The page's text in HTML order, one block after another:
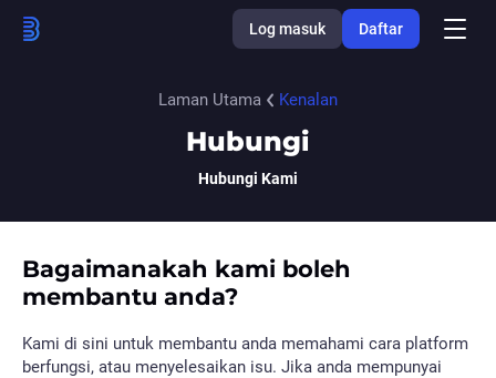
Log masuk Daftar
Laman Utama Kenalan
Hubungi
Hubungi Kami
Bagaimanakah kami boleh
membantu anda?
Kami di sini untuk membantu anda memahami cara platform
berfungsi, atau menyelesaikan isu. Jika anda mempunyai